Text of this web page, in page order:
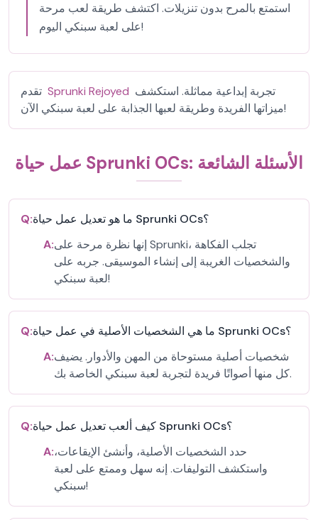
استمتع بالمرح بدون تنزيلات. اكتشف طريقة لعب مرحة
على لعبة سبنكي اليوم!
Sprunki Rejoyed
ميزاتها الفريدة وطريقة لعبها الجذابة على لعبة سبنكي الآن!
عمل حياة Sprunki OCs: الأسئلة الشائعة
Q:
ما هو تعديل عمل حياة Sprunki OCs؟
A:إنها نظرة مرحة على Sprunki، تجلب الفكاهة
والشخصيات الغريبة إلى إنشاء الموسيقى. جربه على
لعبة سبنكي!
Q:
ما هي الشخصيات الأصلية في عمل حياة Sprunki OCs؟
A:شخصيات أصلية مستوحاة من المهن والأدوار. يضيف
كل منها أصواتًا فريدة لتجربة لعبة سبنكي الخاصة بك.
Q:
كيف ألعب تعديل عمل حياة Sprunki OCs؟
A:حدد الشخصيات الأصلية، وأنشئ الإيقاعات،
واستكشف التوليفات. إنه سهل وممتع على لعبة
سبنكي!